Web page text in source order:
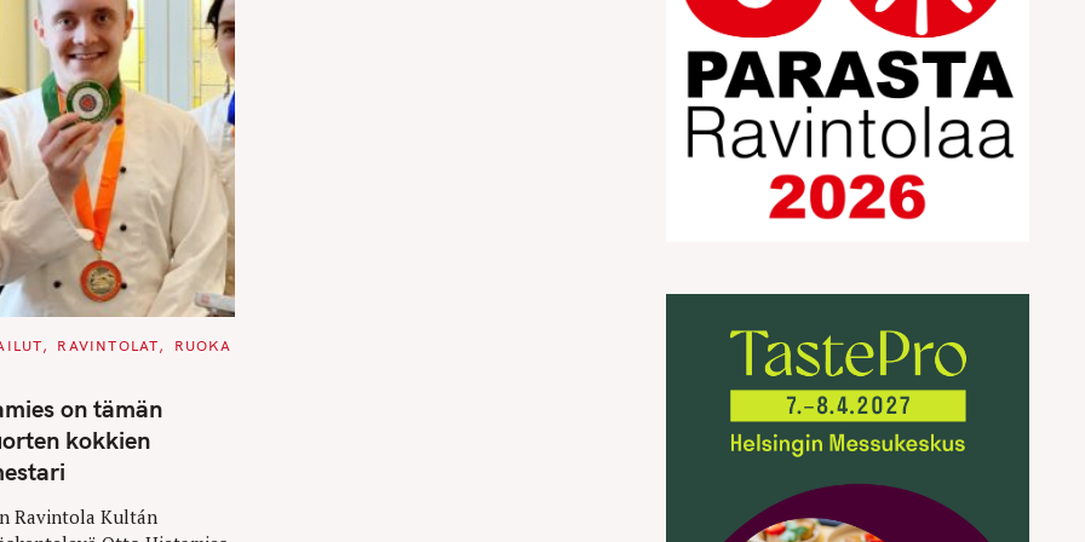
RAVINTOLAT
RUOKA
on tämän
kokkien
Ravintola Kultán